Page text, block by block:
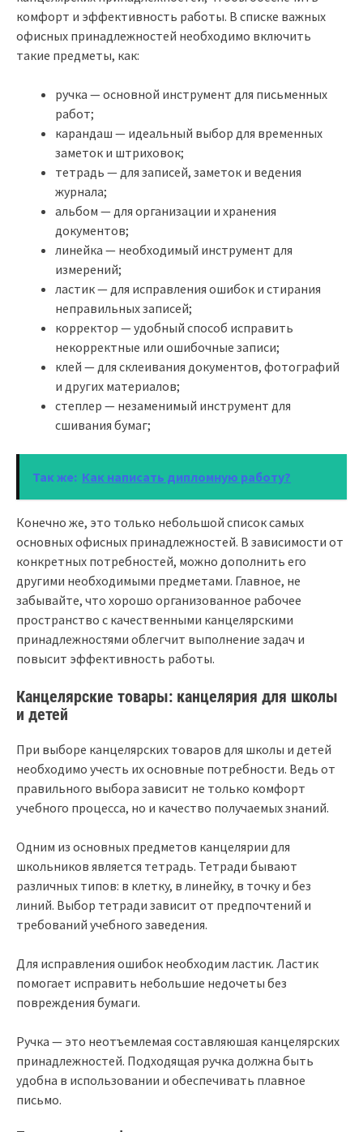
комфорт и эффективность работы. В списке важных
офисных принадлежностей необходимо включить
такие предметы, как:
ручка — основной инструмент для письменных
работ;
карандаш — идеальный выбор для временных
заметок и штриховок;
тетрадь — для записей, заметок и ведения
журнала;
альбом — для организации и хранения
документов;
линейка — необходимый инструмент для
измерений;
ластик — для исправления ошибок и стирания
неправильных записей;
корректор — удобный способ исправить
некорректные или ошибочные записи;
клей — для склеивания документов, фотографий
и других материалов;
степлер — незаменимый инструмент для
сшивания бумаг;
Так же: Как написать дипломную работу?
Конечно же, это только небольшой список самых
основных офисных принадлежностей. В зависимости от
конкретных потребностей, можно дополнить его
другими необходимыми предметами. Главное, не
забывайте, что хорошо организованное рабочее
пространство с качественными канцелярскими
принадлежностями облегчит выполнение задач и
повысит эффективность работы.
Канцелярские товары: канцелярия для школы
и детей
При выборе канцелярских товаров для школы и детей
необходимо учесть их основные потребности. Ведь от
правильного выбора зависит не только комфорт
учебного процесса, но и качество получаемых знаний.
Одним из основных предметов канцелярии для
школьников является тетрадь. Тетради бывают
различных типов: в клетку, в линейку, в точку и без
линий. Выбор тетради зависит от предпочтений и
требований учебного заведения.
Для исправления ошибок необходим ластик. Ластик
помогает исправить небольшие недочеты без
повреждения бумаги.
Ручка — это неотъемлемая составляюшая канцелярских
принадлежностей. Подходящая ручка должна быть
удобна в использовании и обеспечивать плавное
письмо.